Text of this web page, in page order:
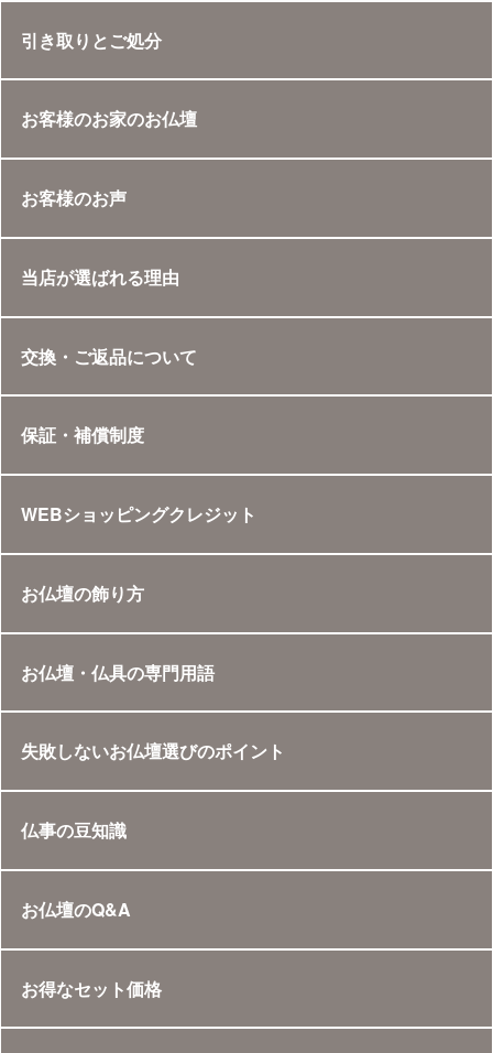
引き取りとご処分
お客様のお家のお仏壇
お客様のお声
当店が選ばれる理由
交換・ご返品について
保証・補償制度
WEBショッピングクレジット
お仏壇の飾り方
お仏壇・仏具の専門用語
失敗しないお仏壇選びのポイント
仏事の豆知識
お仏壇のQ&A
お得なセット価格